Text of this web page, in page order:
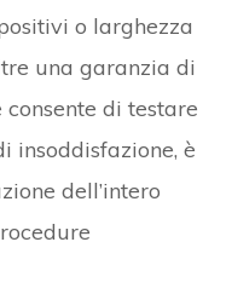
o larghezza
una garanzia di
di testare
insoddisfazione, è
dell’intero